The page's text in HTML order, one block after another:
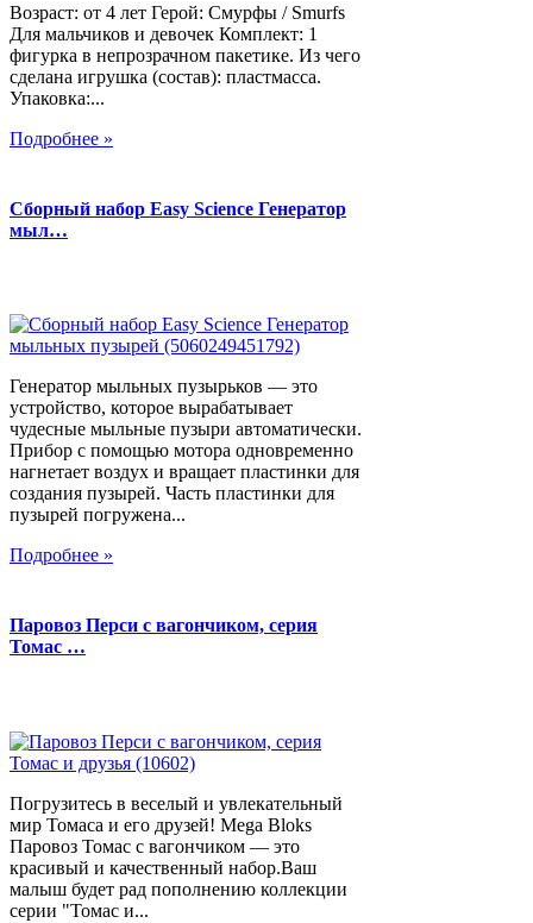
Возраст: от 4 лет Герой: Смурфы / Smurfs
Для мальчиков и девочек Комплект: 1
фигурка в непрозрачном пакетике. Из чего
сделана игрушка (состав): пластмасса.
Упаковка:...
Подробнее »
Сборный набор Easy Science Генератор
мыл…
Генератор мыльных пузырьков — это
устройство, которое вырабатывает
чудесные мыльные пузыри автоматически.
Прибор с помощью мотора одновременно
нагнетает воздух и вращает пластинки для
создания пузырей. Часть пластинки для
пузырей погружена...
Подробнее »
Паровоз Перси с вагончиком, серия
Томас …
Погрузитесь в веселый и увлекательный
мир Томаса и его друзей! Mega Bloks
Паровоз Томас с вагончиком — это
красивый и качественный набор.Ваш
малыш будет рад пополнению коллекции
серии "Томас и...